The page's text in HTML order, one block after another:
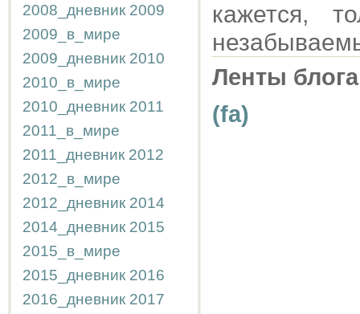
2008_дневник 2009
2009_в_мире
2009_дневник 2010
2010_в_мире
2010_дневник 2011
2011_в_мире
2011_дневник 2012
2012_в_мире
2012_дневник 2014
2014_дневник 2015
2015_в_мире
2015_дневник 2016
2016_дневник 2017
кажется,
Ленты
(fa)